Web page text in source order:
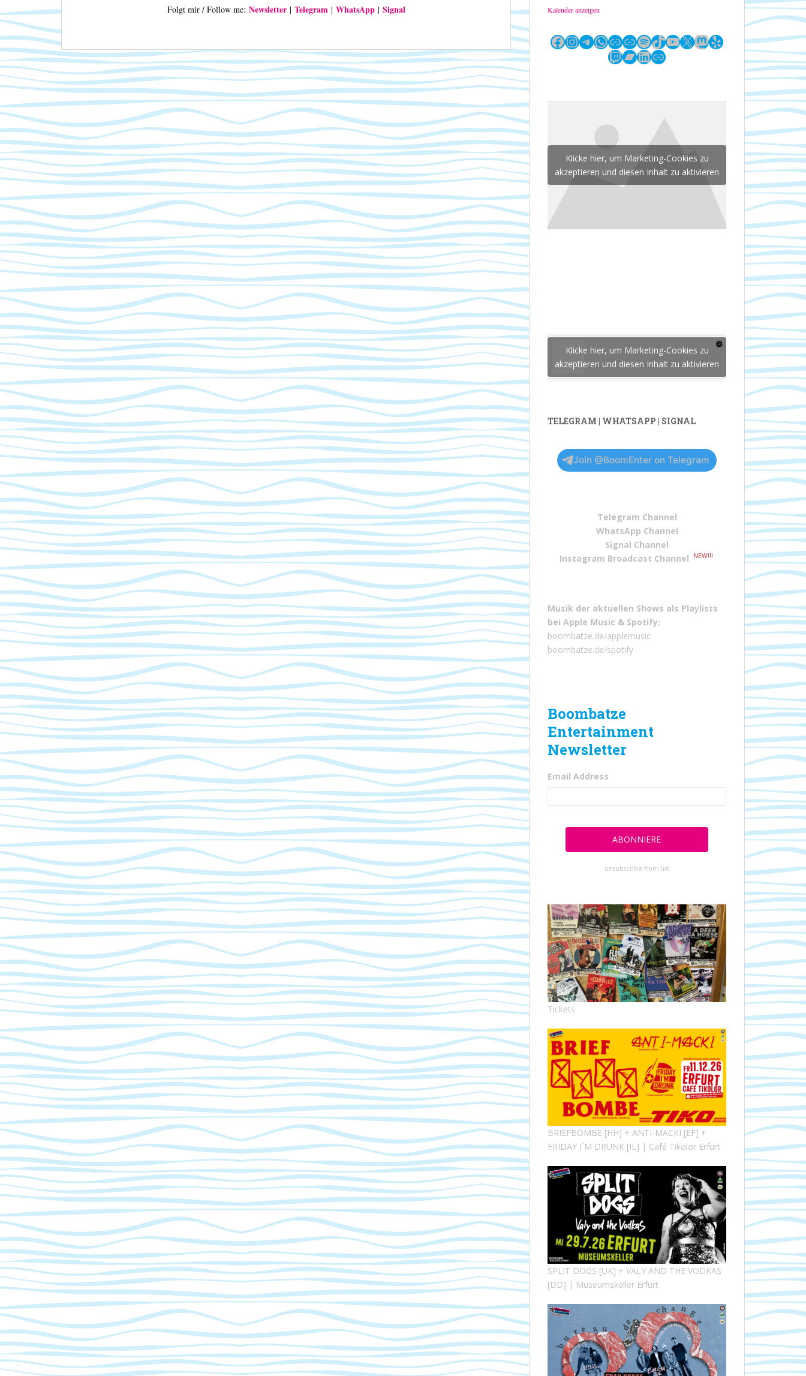
Folgt mir / Follow me: Newsletter| Telegram | WhatsApp| Signal Kalender anzeigen
Facebook
Instagram
Telegram
WhatsApp
LinkLinkSpotify
TikTok
YouTube
X Mastodon
Yelp
Twitch
Bandcamp
LinkedIn
Link
Klicke hier, um Marketing-Cookies zu
akzeptieren und diesen Inhalt zu aktivieren
Klicke hier, um Marketing-Cookies zu
akzeptieren und diesen Inhalt zu aktivieren
TELEGRAM | WHATSAPP | SIGNAL
Join @BoomEnter on Telegram
Telegram Channel
WhatsApp Channel
Signal Channel
Instagram Broadcast Channel
NEW!!!
Musik der aktuellen Shows als Playlists
bei Apple Music & Spotify:
boombatze.de/applemusic
boombatze.de/spotify
Boombatze
Entertainment
Newsletter
Email Address
unsubscribe from list
Tickets
BRIEFBOMBE [HH] + ANTI-MACKI [EF] +
FRIDAY I´M DRUNK [IL] | Café Tikolor Erfurt
SPLIT DOGS [UK] + VALY AND THE VODKAS
[DD] | Museumskeller Erfurt